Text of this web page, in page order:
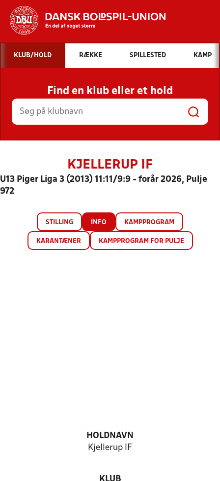
Hvad vil du søge efter?
INDHOLD OG NYHEDER
STILLINGER, RESULTATER, KLUBBER OG
HOLD
KLUB/HOLD RÆKKE SPILLESTED KAMP
Find en klub eller et hold
KJELLERUP IF
U13 Piger Liga 3 (2013) 11:11/9:9 - forår 2026, Pulje
972
STILLING INFO KAMPPROGRAM
KARANTÆNER KAMPPROGRAM FOR PULJE
HOLDNAVN
Kjellerup IF
KLUB